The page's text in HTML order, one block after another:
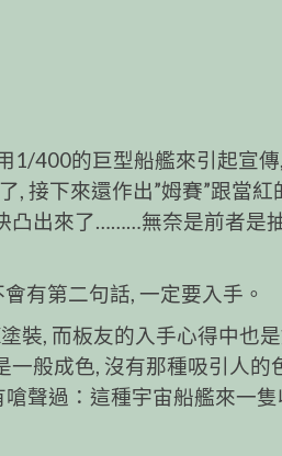
1/400的巨型船艦來引起宣傳
接下來還作出”姆賽”跟當紅
凸出來了………無奈是前者是
有第二句話, 一定要入手。
裝, 而板友的入手心得中也
般成色, 沒有那種吸引人的
聲過：這種宇宙船艦來一